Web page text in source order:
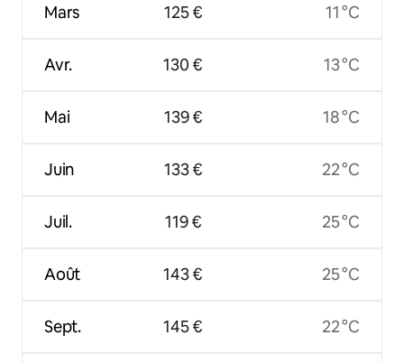
Mars
Avr.
Mai
Juin
Juil.
Août
Sept.
125 €
130 €
139 €
133 €
119 €
143 €
145 €
11 °C
13 °C
18 °C
22 °C
25 °C
25 °C
22 °C